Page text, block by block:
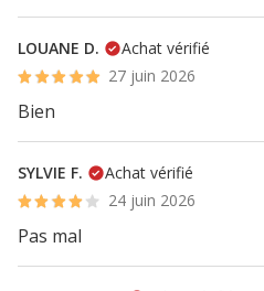
LOUANE D.
Achat vérifié
27 juin 2026
Bien
SYLVIE F.
Achat vérifié
24 juin 2026
Pas mal